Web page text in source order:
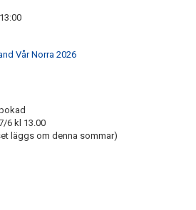
2026
Vår Norra 2026
6 kl 13.00
läggs om denna sommar)